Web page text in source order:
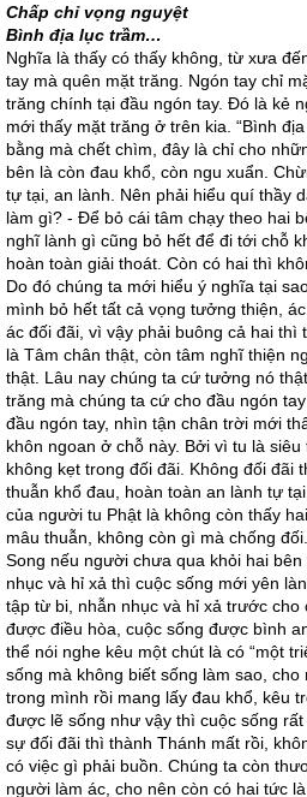
Chấp chỉ vọng nguyệt
Bình địa lục trầm…
Nghĩa là thấy có thấy không, từ xưa
tay mà quên mặt trăng. Ngón tay chỉ
trăng chính tại đầu ngón tay. Đó là kẻ
mới thấy mặt trăng ở trên kia. “Bình
bằng mà chết chìm, đây là chỉ cho
bên là còn đau khổ, còn ngu xuẩn.
tự tại, an lành. Nên phải hiểu quí thầy
làm gì? - Để bỏ cái tâm chạy theo hai
nghĩ lành gì cũng bỏ hết để đi tới chỗ
hoàn toàn giải thoát. Còn có hai thì
Do đó chúng ta mới hiểu ý nghĩa tại
mình bỏ hết tất cả vọng tưởng thiện,
ác đối đãi, vì vậy phải buông cả hai thì
là Tâm chân thật, còn tâm nghĩ thiện
thật. Lâu nay chúng ta cứ tưởng nó
trăng mà chúng ta cứ cho đầu ngón
đầu ngón tay, nhìn tận chân trời mới
khôn ngoan ở chỗ này. Bởi vì tu là
không kẹt trong đối đãi. Không đối đãi
thuẫn khổ đau, hoàn toàn an lành tự
của người tu Phật là không còn thấy
mâu thuẫn, không còn gì mà chống đối.
Song nếu người chưa qua khỏi hai
nhục và hỉ xả thì cuộc sống mới yên
tập từ bi, nhẫn nhục và hỉ xả trước cho
được điều hòa, cuộc sống được bình
thể nói nghe kêu một chút là có “một
sống mà không biết sống làm sao,
trong mình rồi mang lấy đau khổ, kêu
được lẽ sống như vậy thì cuộc sống
sự đối đãi thì thành Thánh mất rồi,
có việc gì phải buồn. Chúng ta còn
người làm ác, cho nên còn có hai tức